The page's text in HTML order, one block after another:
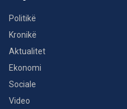
Politikë
Kronikë
Aktualitet
Ekonomi
Sociale
Video